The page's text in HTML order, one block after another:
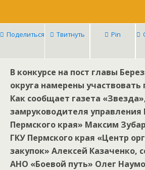
Поделиться Твитнуть Pin
В конкурсе на пост главы
округа намерены участвовать
Как сообщает газета
замруководителя управления
Пермского края» Максим
ГКУ Пермского края «Центр
закупок» Алексей Казаченко,
АНО «Боевой путь» Олег